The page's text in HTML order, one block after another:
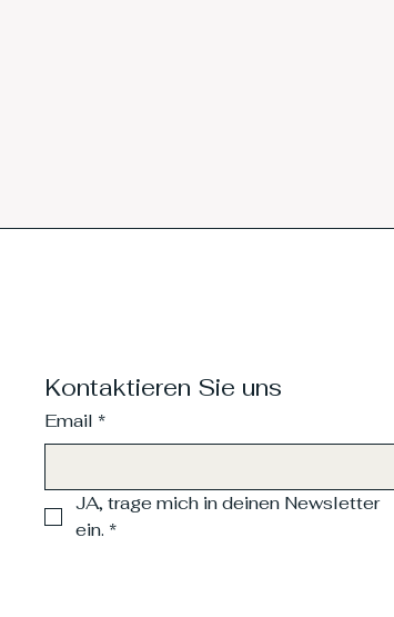
Kontaktieren Sie uns
Email *
JA, trage mich in deinen Newsletter
ein. *